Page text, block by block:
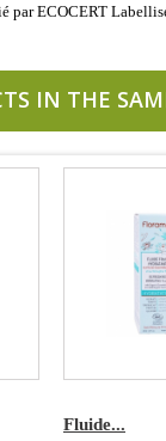
par ECOCERT
IN THE
Fluide...